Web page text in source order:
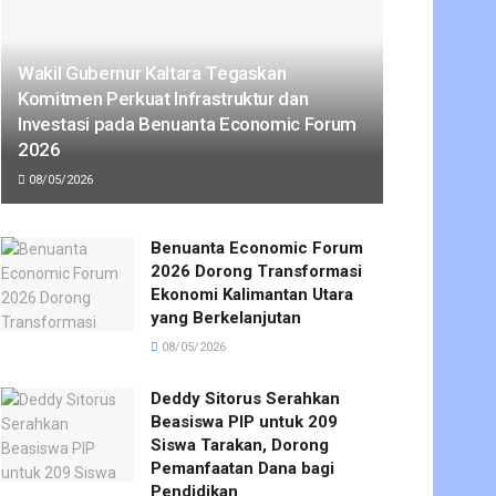
Wakil Gubernur Kaltara Tegaskan
Komitmen Perkuat Infrastruktur dan
Investasi pada Benuanta Economic Forum
2026
08/05/2026
Benuanta Economic Forum
2026 Dorong Transformasi
Ekonomi Kalimantan Utara
yang Berkelanjutan
08/05/2026
Deddy Sitorus Serahkan
Beasiswa PIP untuk 209
Siswa Tarakan, Dorong
Pemanfaatan Dana bagi
Pendidikan